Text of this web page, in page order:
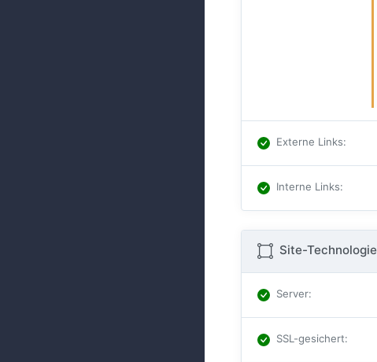
Externe Links:
Interne Links:
Site-Technologie
Server:
SSL-gesichert: